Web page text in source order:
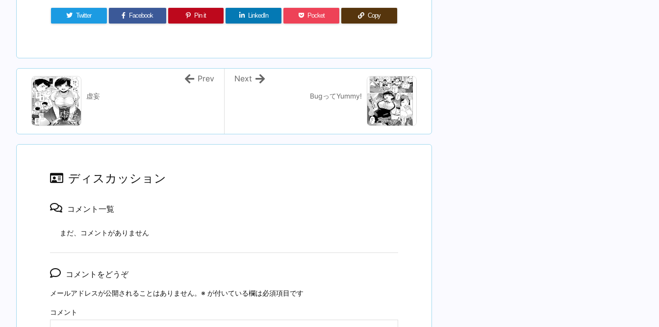
Twitter Facebook Pin it LinkedIn Pocket Copy
BugってYummy!
Next
虚妄
Prev
ディスカッション
コメント一覧
まだ、コメントがありません
コメントをどうぞ
メールアドレスが公開されることはありません。 ※ が付いている欄は必須項目です
コメント